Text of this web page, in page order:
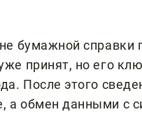
бумажной
принят, но его
После этого
а обмен данными с